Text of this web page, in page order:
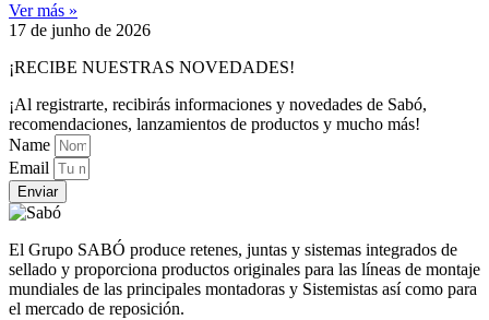
Ver más »
17 de junho de 2026
¡RECIBE NUESTRAS NOVEDADES!
¡Al registrarte, recibirás informaciones y novedades de Sabó,
recomendaciones, lanzamientos de productos y mucho más!
Name
Email
Enviar
El Grupo SABÓ produce retenes, juntas y sistemas integrados de
sellado y proporciona productos originales para las líneas de montaje
mundiales de las principales montadoras y Sistemistas así como para
el mercado de reposición.